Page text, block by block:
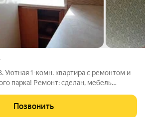
Уютная 1-комн. квартира с ремонтом и
сделан, мебель
для комфортной жизни: свежий
Позвонить